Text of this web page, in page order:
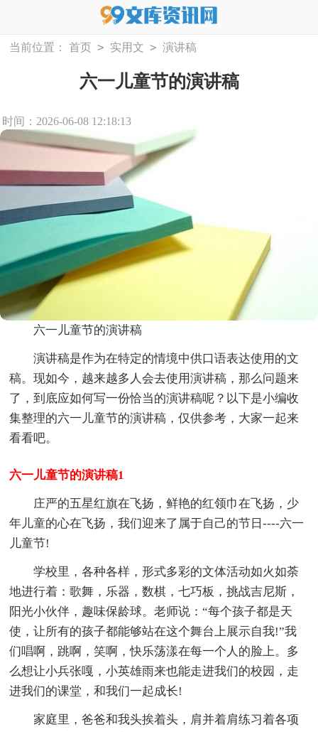
当前位置： 首页 > 实用文 > 演讲稿
六一儿童节的演讲稿
时间：2026-06-08 12:18:13
六一儿童节的演讲稿
演讲稿是作为在特定的情境中供口语表达使用的文
稿。现如今，越来越多人会去使用演讲稿，那么问题来
了，到底应如何写一份恰当的演讲稿呢？以下是小编收
集整理的六一儿童节的演讲稿，仅供参考，大家一起来
看看吧。
六一儿童节的演讲稿1
庄严的五星红旗在飞扬，鲜艳的红领巾在飞扬，少
年儿童的心在飞扬，我们迎来了属于自己的节日----六一
儿童节!
学校里，各种各样，形式多彩的文体活动如火如荼
地进行着：歌舞，乐器，数棋，七巧板，挑战吉尼斯，
阳光小伙伴，趣味保龄球。老师说：“每个孩子都是天
使，让所有的孩子都能够站在这个舞台上展示自我!”我
们唱啊，跳啊，笑啊，快乐荡漾在每一个人的脸上。多
么想让小兵张嘎，小英雄雨来也能走进我们的校园，走
进我们的课堂，和我们一起成长!
家庭里，爸爸和我头挨着头，肩并着肩练习着各项